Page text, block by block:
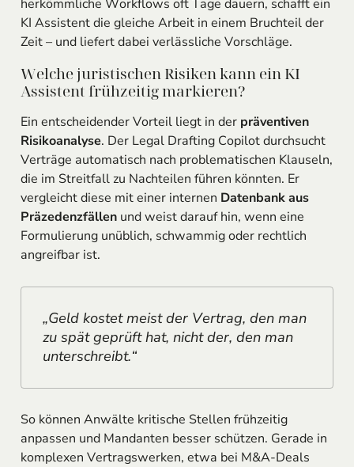
herkömmliche Workflows oft Tage dauern, schafft ein
KI Assistent die gleiche Arbeit in einem Bruchteil der
Zeit – und liefert dabei verlässliche Vorschläge.
Welche juristischen Risiken kann ein KI
Assistent frühzeitig markieren?
Ein entscheidender Vorteil liegt in der präventiven
Risikoanalyse. Der Legal Drafting Copilot durchsucht
Verträge automatisch nach problematischen Klauseln,
die im Streitfall zu Nachteilen führen könnten. Er
vergleicht diese mit einer internen Datenbank aus
Präzedenzfällenund weist darauf hin, wenn eine
Formulierung unüblich, schwammig oder rechtlich
angreifbar ist.
„Geld kostet meist der Vertrag, den man
zu spät geprüft hat, nicht der, den man
unterschreibt.“
So können Anwälte kritische Stellen frühzeitig
anpassen und Mandanten besser schützen. Gerade in
komplexen Vertragswerken, etwa bei M&A-Deals